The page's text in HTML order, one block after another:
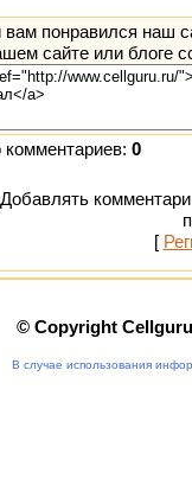
вам понравился наш
сайте или блоге
комментариев: 0
Добавлять
[
© Copyright
В случае использования